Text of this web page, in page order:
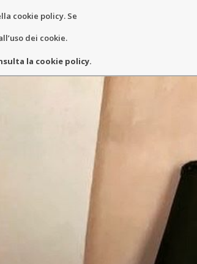
cookie policy. Se
dei cookie.
la cookie policy.